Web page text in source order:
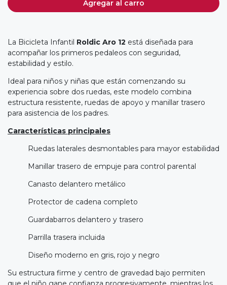
Agregar al carro
La Bicicleta Infantil Roldic Aro 12 está diseñada para
acompañar los primeros pedaleos con seguridad,
estabilidad y estilo.
Ideal para niños y niñas que están comenzando su
experiencia sobre dos ruedas, este modelo combina
estructura resistente, ruedas de apoyo y manillar trasero
para asistencia de los padres.
Características principales
Ruedas laterales desmontables para mayor estabilidad
Manillar trasero de empuje para control parental
Canasto delantero metálico
Protector de cadena completo
Guardabarros delantero y trasero
Parrilla trasera incluida
Diseño moderno en gris, rojo y negro
Su estructura firme y centro de gravedad bajo permiten